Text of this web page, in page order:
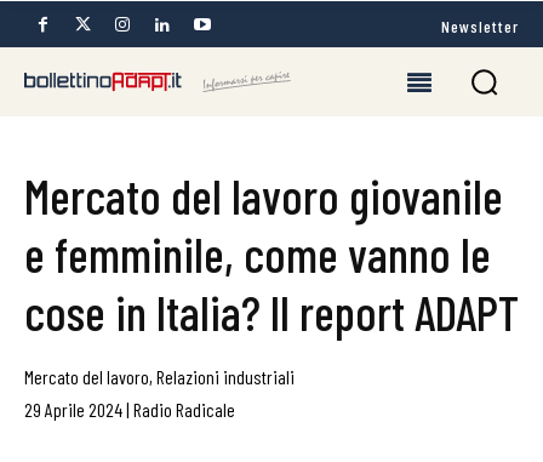
Newsletter
Mercato del lavoro giovanile
e femminile, come vanno le
cose in Italia? Il report ADAPT
Mercato del lavoro, Relazioni industriali
29 Aprile 2024| Radio Radicale